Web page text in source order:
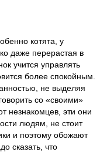
котята, у
даже перерастая в
учится управлять
более спокойным.
не выделяя
со «своими»
незнакомцев, эти они
людям, не стоит
и поэтому обожают
сказать, что